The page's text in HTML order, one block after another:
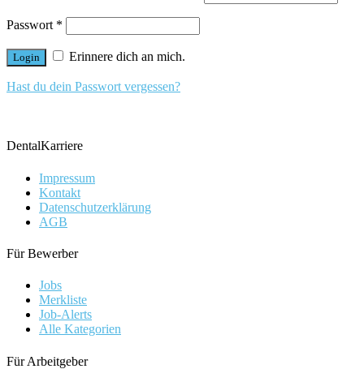
Passwort *
Erinnere dich an mich.
Hast du dein Passwort vergessen?
DentalKarriere
Impressum
Kontakt
Datenschutzerklärung
AGB
Für Bewerber
Jobs
Merkliste
Job-Alerts
Alle Kategorien
Für Arbeitgeber